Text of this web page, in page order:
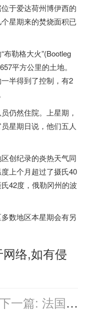
于爱达荷州博伊西的
星期来的焚烧面积已
布勒格大火”(Bootleg
平方公里的土地。
半得到了控制，有2
仍然住院。上星期，
星期日说，他们五人
创纪录的炎热天气同
上个月超过了摄氏40
42度，俄勒冈州的波
数地区本星期会有另
络,如有侵
一篇: 法国立